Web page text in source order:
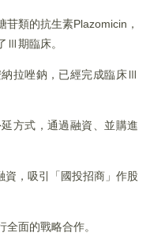
苷類的抗生素Plazomicin，
Ⅲ期臨床。
拉唑鈉，已經完成臨床Ⅲ
方式，通過融資、並購進
資，吸引「國投招商」作股
面的戰略合作。